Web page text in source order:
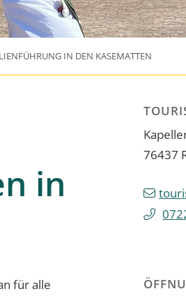
IN DEN KASEMATTEN
in
für alle
76437